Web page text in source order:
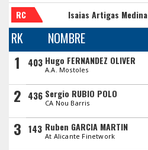
RC Isaias Artigas Medina
RK NOMBRE
1 403 Hugo FERNANDEZ OLIVER
A.A. Mostoles
2 436 Sergio RUBIO POLO
CA Nou Barris
3 143 Ruben GARCIA MARTIN
At Alicante Finetwork